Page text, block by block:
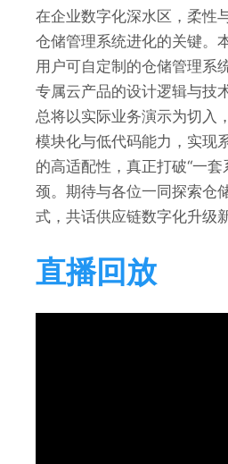
在企业数字化深水区，柔性
仓储管理系统进化的关键。
用户可自定制的仓储管理系
专属云产品的设计逻辑与技
总将以实际业务演示为切入
模块化与低代码能力，实现
的高适配性，真正打破“一套
颈。期待与各位一同探索仓
式，共话供应链数字化升级
直播回放